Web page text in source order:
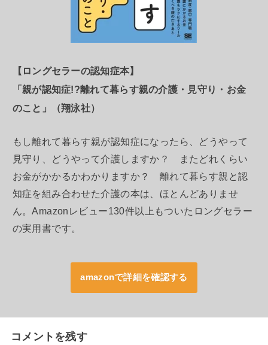
【ロングセラーの認知症本】
「親が認知症!?離れて暮らす親の介護・見守り・お金
のこと」（翔泳社）
もし離れて暮らす親が認知症になったら、どうやって
見守り、どうやって介護しますか？ またどれくらい
お金がかかるかわかりますか？ 離れて暮らす親と認
知症を組み合わせた介護の本は、ほとんどありませ
ん。Amazonレビュー130件以上もついたロングセラー
の実用書です。
amazonで詳細を確認する
コメントを残す